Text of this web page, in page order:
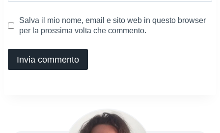
Salva il mio nome, email e sito web in questo browser
per la prossima volta che commento.